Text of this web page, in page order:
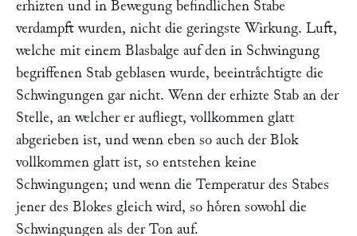
erhizten und in Bewegung befindlichen Stabe
verdampft wurden, nicht die geringste Wirkung. Luft,
welche mit einem Blasbalge auf den in Schwingung
begriffenen Stab geblasen wurde, beeintraͤchtigte die
Schwingungen gar nicht. Wenn der erhizte Stab an der
Stelle, an welcher er aufliegt, vollkommen glatt
abgerieben ist, und wenn eben so auch der Blok
vollkommen glatt ist, so entstehen keine
Schwingungen; und wenn die Temperatur des Stabes
jener des Blokes gleich wird, so hoͤren sowohl die
Schwingungen als der Ton auf.